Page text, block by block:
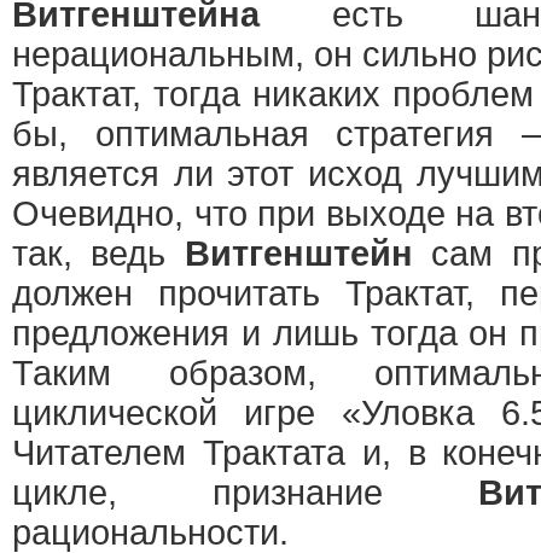
Витгенштейнаесть шанс
нерациональным, он сильно
Трактат, тогда никаких
бы, оптимальная
является ли этот исход
Очевидно, что при выходе на
так, ведь Витгенштейн сам
должен прочитать Трактат,
предложения и лишь тогда он
Таким образом,
циклической игре «Уловка
Читателем Трактата и, в
цикле, признание
рациональности.